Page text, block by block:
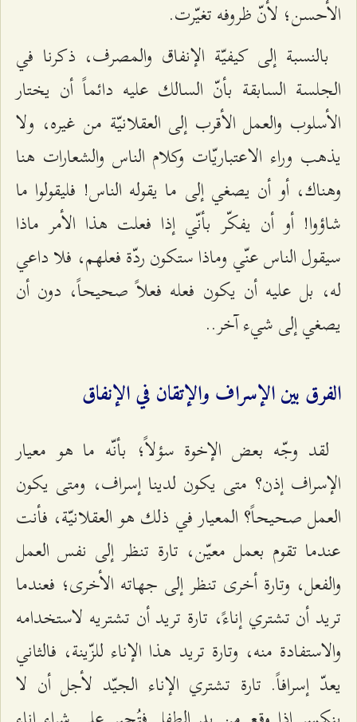
الأحسن؛ لأنّ ظروفه تغيّرت.
بالنسبة إلى كيفيّة الإنفاق والمصرف، ذكرنا في
الجلسة السابقة بأنّ السالك عليه دائماً أن يختار
الأسلوب والعمل الأقرب إلى العقلانيّة من غيره، ولا
يذهب وراء الاعتباريّات وكلام الناس والشعارات هنا
وهناك، أو أن يصغي إلى ما يقوله الناس! فليقولوا ما
شاؤوا! أو أن يفكّر بأنّي إذا فعلت هذا الأمر ماذا
سيقول الناس عنّي وماذا ستكون ردّة فعلهم، فلا داعي
له، بل عليه أن يكون فعله فعلاً صحيحاً، دون أن
يصغي إلى شيء آخر..
الفرق بين الإسراف والإتقان في الإنفاق
لقد وجّه بعض الإخوة سؤلاً؛ بأنّه ما هو معيار
الإسراف إذن؟ متى يكون لدينا إسراف، ومتى يكون
العمل صحيحاً؟ المعيار في ذلك هو العقلانيّة، فأنت
عندما تقوم بعمل معيّن، تارة تنظر إلى نفس العمل
والفعل، وتارة أخرى تنظر إلى جهاته الأخرى؛ فعندما
تريد أن تشتري إناءً، تارة تريد أن تشتريه لاستخدامه
والاستفادة منه، وتارة تريد هذا الإناء للزّينة، فالثاني
يعدّ إسرافاً. تارة تشتري الإناء الجيّد لأجل أن لا